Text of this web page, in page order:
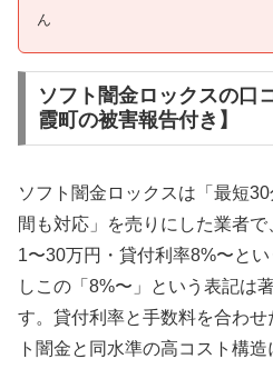
ん
ソフト闇金ロックスの口
霞町の被害報告付き】
ソフト闇金ロックスは「最短
間も対応」を売りにした業者
1〜30万円・貸付利率8%〜と
しこの「8%〜」という表記は
す。貸付利率と手数料を合わ
ト闇金と同水準の高コスト構